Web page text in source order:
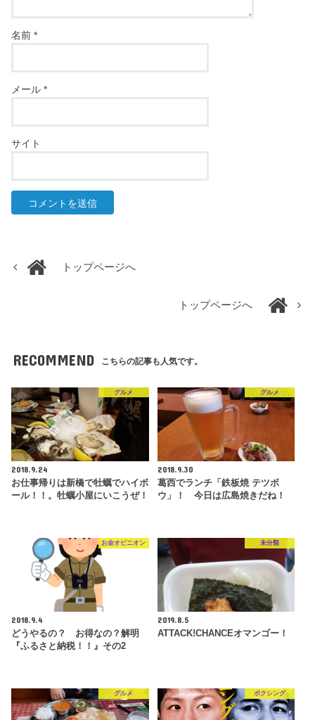
名前*
メール*
サイト
トップページへ
トップページへ
RECOMMEND こちらの記事も人気です。
グルメ
2018.9.24
お仕事帰りは新橋で牡蠣でハイボ
ール！！。牡蠣小屋にいこうぜ！
グルメ
2018.9.30
葛西でランチ「鉄板焼 テツボ
ウ」！ 今日は広島焼きだね！
お金オピニオン
2018.9.4
どうやるの？ お得なの？解明
『ふるさと納税！！』その2
未分類
2019.8.5
ATTACK!CHANCEオマンゴー！
グルメ ボクシング